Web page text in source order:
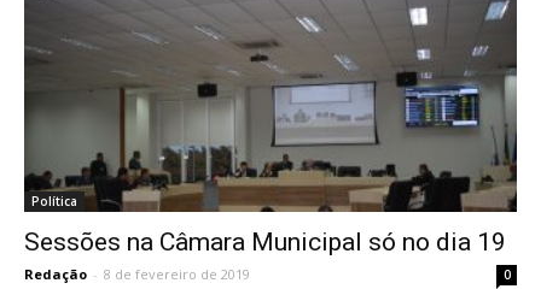
Política
Sessões na Câmara Municipal só no dia 19
Redação - 8 de fevereiro de 2019 0